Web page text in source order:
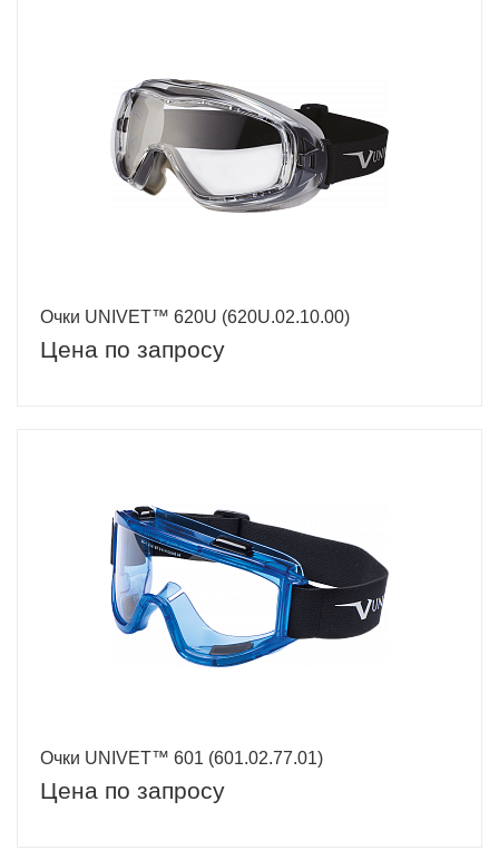
Очки UNIVET™ 620U (620U.02.10.00)
Цена по запросу
Очки UNIVET™ 601 (601.02.77.01)
Цена по запросу